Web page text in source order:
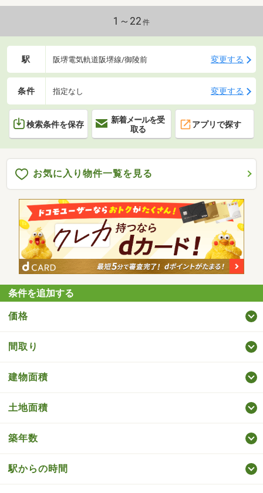
1～22 件
駅 阪堺電気軌道阪堺線/御陵前 変更する
条件 指定なし 変更する
検索条件を保存
新着メールを受
取る
アプリで探す
お気に入り物件一覧を見る
条件を追加する
価格
間取り
建物面積
土地面積
築年数
駅からの時間